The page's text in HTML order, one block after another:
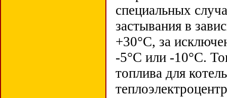
специальных
застывания в
+30°С, за
-5°С или -10°С.
топлива для